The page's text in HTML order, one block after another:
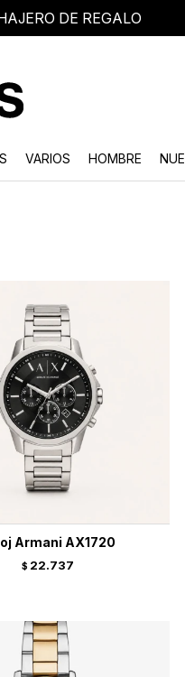
DE REGALO
VARIOS HOMBRE
Armani AX1720
$ 22.737